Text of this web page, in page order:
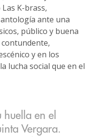
K-brass,
ante una
público y buena
y en los
lucha social que en el
huella en el
Vergara.